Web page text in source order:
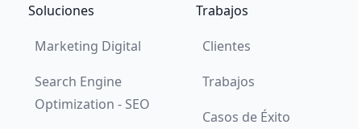
Soluciones
Marketing Digital
Search Engine
Optimization - SEO
Trabajos
Clientes
Trabajos
Casos de Éxito